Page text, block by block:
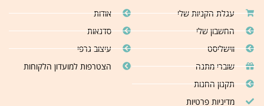
עגלת הקניות שלי
החשבון שלי
ווישליסט
שוברי מתנה
תקנון החנות
מדיניות פרטיות
אודות
סדנאות
עיצוב גרפי
הצטרפות למועדון הלקוחות